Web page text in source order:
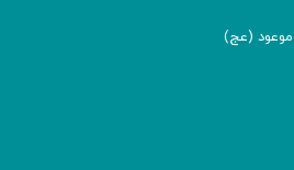
(عج)